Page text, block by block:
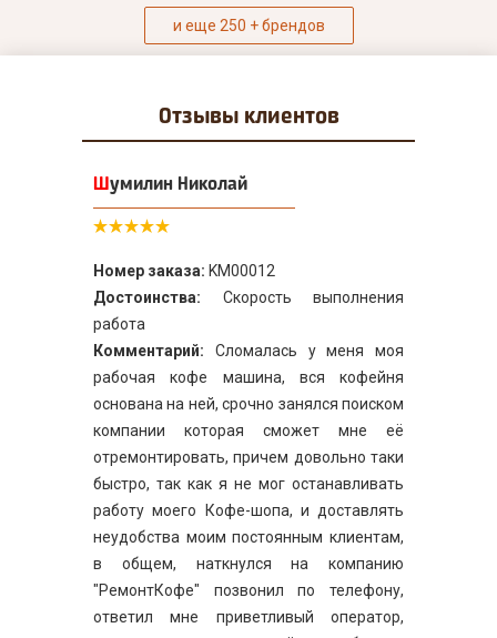
и еще 250 + брендов
Отзывы клиентов
Шумилин Николай
Номер заказа: KM00012
Достоинства: Скорость выполнения
работа
Комментарий: Сломалась у меня моя
рабочая кофе машина, вся кофейня
основана на ней, срочно занялся поиском
компании которая сможет мне её
отремонтировать, причем довольно таки
быстро, так как я не мог останавливать
работу моего Кофе-шопа, и доставлять
неудобства моим постоянным клиентам,
в общем, наткнулся на компанию
"РемонтКофе" позвонил по телефону,
ответил мне приветливый оператор,